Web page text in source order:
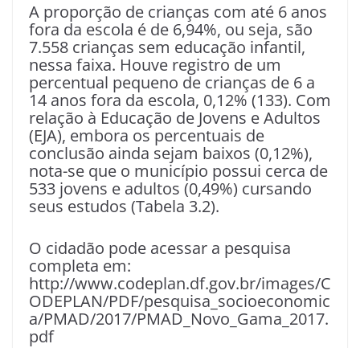
A proporção de crianças com até 6 anos
fora da escola é de 6,94%, ou seja, são
7.558 crianças sem educação infantil,
nessa faixa. Houve registro de um
percentual pequeno de crianças de 6 a
14 anos fora da escola, 0,12% (133). Com
relação à Educação de Jovens e Adultos
(EJA), embora os percentuais de
conclusão ainda sejam baixos (0,12%),
nota-se que o município possui cerca de
533 jovens e adultos (0,49%) cursando
seus estudos (Tabela 3.2).
O cidadão pode acessar a pesquisa
completa em:
http://www.codeplan.df.gov.br/images/C
ODEPLAN/PDF/pesquisa_socioeconomic
a/PMAD/2017/PMAD_Novo_Gama_2017.
pdf